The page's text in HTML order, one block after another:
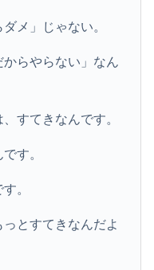
メ」じゃない。
らやらない」なん
すてきなんです。
す。
。
とすてきなんだよ